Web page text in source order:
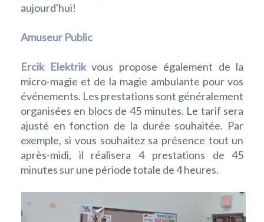
aujourd'hui!
Amuseur Public
Ercik Elektrikvous propose également de la
micro-magie et de la magie ambulante pour vos
événements. Les prestations sont généralement
organisées en blocs de 45 minutes. Le tarif sera
ajusté en fonction de la durée souhaitée. Par
exemple, si vous souhaitez sa présence tout un
après-midi, il réalisera 4 prestations de 45
minutes sur une période totale de 4 heures.